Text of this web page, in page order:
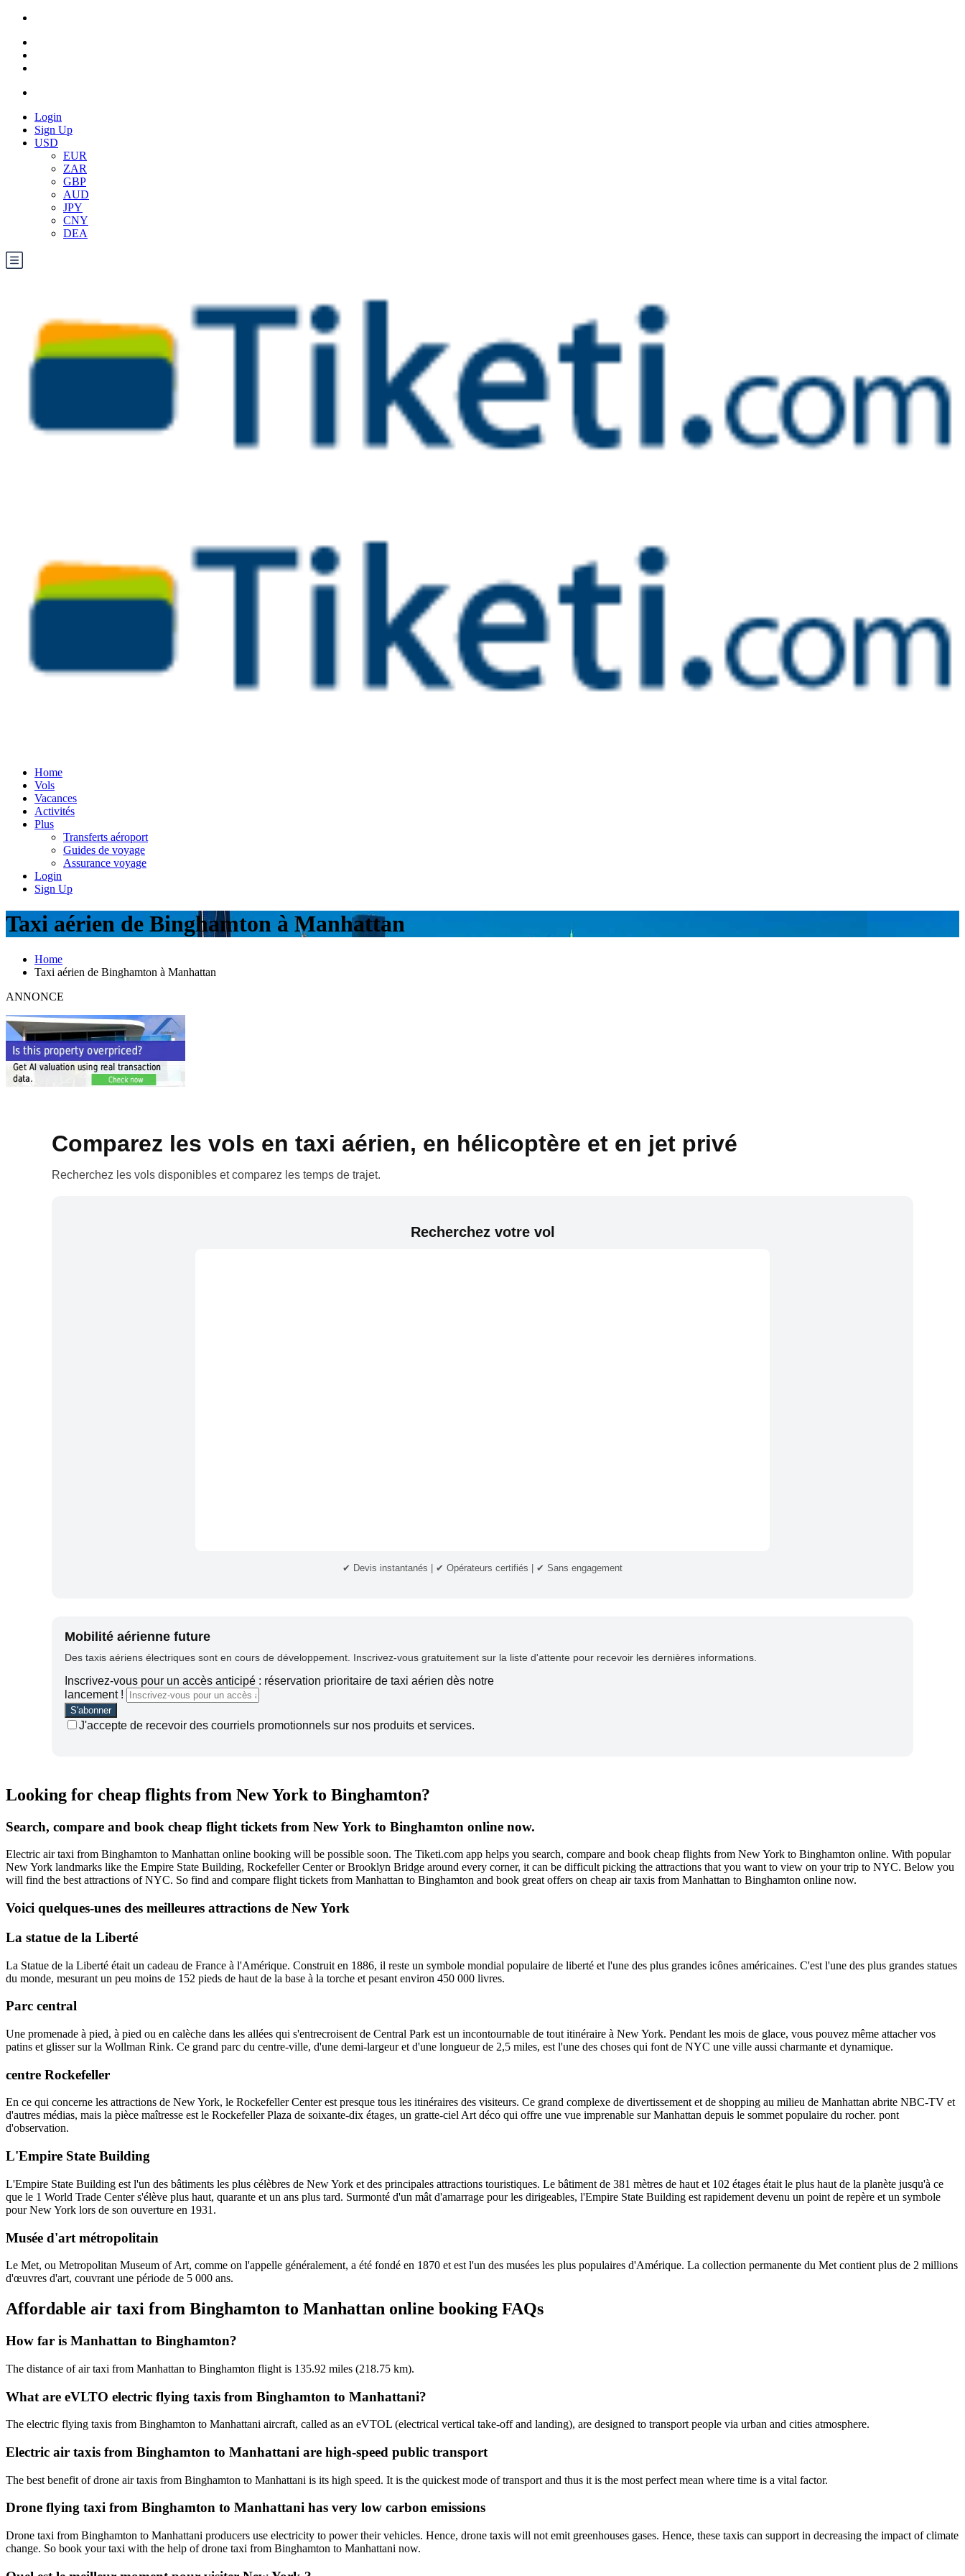
Login
Sign Up
USD
EUR
ZAR
GBP
AUD
JPY
CNY
DEA
Home
Vols
Vacances
Activités
Plus
Transferts aéroport
Guides de voyage
Assurance voyage
Login
Sign Up
Taxi aérien de Binghamton à Manhattan
Home
Taxi aérien de Binghamton à Manhattan
ANNONCE
Comparez les vols en taxi aérien, en hélicoptère et en jet privé
Recherchez les vols disponibles et comparez les temps de trajet.
Recherchez votre vol
✔ Devis instantanés | ✔ Opérateurs certifiés | ✔ Sans engagement
Mobilité aérienne future
Des taxis aériens électriques sont en cours de développement. Inscrivez-vous gratuitement sur la liste d'attente pour recevoir les dernières informations.
Inscrivez-vous pour un accès anticipé : réservation prioritaire de taxi aérien dès notre
lancement !
J'accepte de recevoir des courriels promotionnels sur nos produits et services.
Looking for cheap flights from New York to Binghamton?
Search, compare and book cheap flight tickets from New York to Binghamton online now.
Electric air taxi from Binghamton to Manhattan online booking will be possible soon. The Tiketi.com app helps you search, compare and book cheap flights from New York to Binghamton online. With popular
New York landmarks like the Empire State Building, Rockefeller Center or Brooklyn Bridge around every corner, it can be difficult picking the attractions that you want to view on your trip to NYC. Below you
will find the best attractions of NYC. So find and compare flight tickets from Manhattan to Binghamton and book great offers on cheap air taxis from Manhattan to Binghamton online now.
Voici quelques-unes des meilleures attractions de New York
La statue de la Liberté
La Statue de la Liberté était un cadeau de France à l'Amérique. Construit en 1886, il reste un symbole mondial populaire de liberté et l'une des plus grandes icônes américaines. C'est l'une des plus grandes statues
du monde, mesurant un peu moins de 152 pieds de haut de la base à la torche et pesant environ 450 000 livres.
Parc central
Une promenade à pied, à pied ou en calèche dans les allées qui s'entrecroisent de Central Park est un incontournable de tout itinéraire à New York. Pendant les mois de glace, vous pouvez même attacher vos
patins et glisser sur la Wollman Rink. Ce grand parc du centre-ville, d'une demi-largeur et d'une longueur de 2,5 miles, est l'une des choses qui font de NYC une ville aussi charmante et dynamique.
centre Rockefeller
En ce qui concerne les attractions de New York, le Rockefeller Center est presque tous les itinéraires des visiteurs. Ce grand complexe de divertissement et de shopping au milieu de Manhattan abrite NBC-TV et
d'autres médias, mais la pièce maîtresse est le Rockefeller Plaza de soixante-dix étages, un gratte-ciel Art déco qui offre une vue imprenable sur Manhattan depuis le sommet populaire du rocher. pont
d'observation.
L'Empire State Building
L'Empire State Building est l'un des bâtiments les plus célèbres de New York et des principales attractions touristiques. Le bâtiment de 381 mètres de haut et 102 étages était le plus haut de la planète jusqu'à ce
que le 1 World Trade Center s'élève plus haut, quarante et un ans plus tard. Surmonté d'un mât d'amarrage pour les dirigeables, l'Empire State Building est rapidement devenu un point de repère et un symbole
pour New York lors de son ouverture en 1931.
Musée d'art métropolitain
Le Met, ou Metropolitan Museum of Art, comme on l'appelle généralement, a été fondé en 1870 et est l'un des musées les plus populaires d'Amérique. La collection permanente du Met contient plus de 2 millions
d'œuvres d'art, couvrant une période de 5 000 ans.
Affordable air taxi from Binghamton to Manhattan online booking FAQs
How far is Manhattan to Binghamton?
The distance of air taxi from Manhattan to Binghamton flight is 135.92 miles (218.75 km).
What are eVLTO electric flying taxis from Binghamton to Manhattani?
The electric flying taxis from Binghamton to Manhattani aircraft, called as an eVTOL (electrical vertical take-off and landing), are designed to transport people via urban and cities atmosphere.
Electric air taxis from Binghamton to Manhattani are high-speed public transport
The best benefit of drone air taxis from Binghamton to Manhattani is its high speed. It is the quickest mode of transport and thus it is the most perfect mean where time is a vital factor.
Drone flying taxi from Binghamton to Manhattani has very low carbon emissions
Drone taxi from Binghamton to Manhattani producers use electricity to power their vehicles. Hence, drone taxis will not emit greenhouses gases. Hence, these taxis can support in decreasing the impact of climate
change. So book your taxi with the help of drone taxi from Binghamton to Manhattani now.